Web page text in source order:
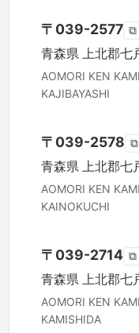
〒 039-2577 ⧉
青森県 上北郡七
AOMORI KEN
KAJIBAYASHI
〒 039-2578 ⧉
青森県 上北郡七
AOMORI KEN
KAINOKUCHI
〒 039-2714 ⧉
青森県 上北郡七
AOMORI KEN
KAMISHIDA